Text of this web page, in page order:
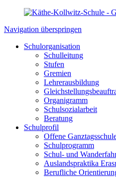
Navigation überspringen
Schulorganisation
Schulleitung
Stufen
Gremien
Lehrerausbildung
Organigramm
Schulsozialarbeit
Beratung
Schulprofil
Offene
Schulprogramm
Schul- und
Auslandspraktika
Berufliche